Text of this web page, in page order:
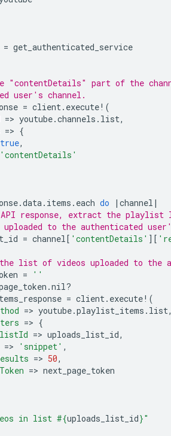
= get_authenticated_service
"contentDetails" part of the
user's channel.
= client. execute! (
=> youtube.channels . list,
=> {
true,
'contentDetails'
.data. items . each do | channel |
API response, extract the
to the authenticated
= channel[ 'contentDetails' ][
list of videos uploaded to the
=
''
.nil?
= client. execute! (
=> youtube.playlist_items . list
=> {
=> uploads_list_id,
=> 'snippet' ,
=> 50,
=> next_page_token
in list #{uploads_list_id}"